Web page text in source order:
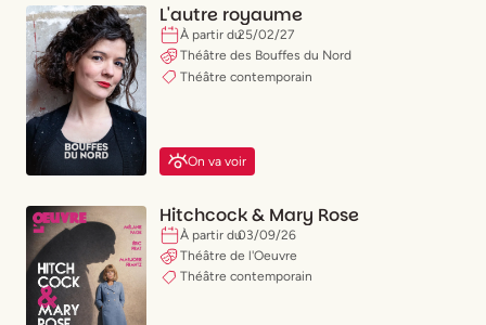
L'autre royaume
À partir du25/02/27
Théâtre des Bouffes du Nord
Théâtre contemporain
On va voir
Hitchcock & Mary Rose
À partir du03/09/26
Théâtre de l'Oeuvre
Théâtre contemporain